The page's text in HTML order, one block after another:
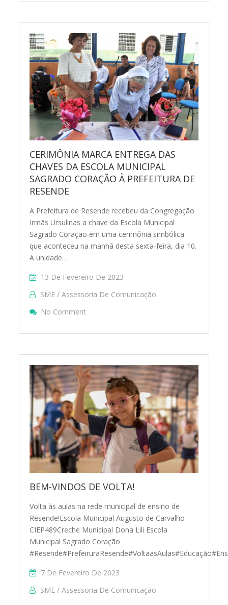
CERIMÔNIA MARCA ENTREGA DAS
CHAVES DA ESCOLA MUNICIPAL
SAGRADO CORAÇÃO À PREFEITURA DE
RESENDE
A Prefeitura de Resende recebeu da Congregação
Irmãs Ursulinas a chave da Escola Municipal
Sagrado Coração em uma cerimônia simbólica
que aconteceu na manhã desta sexta-feira, dia 10.
A unidade…
13 De Fevereiro De 2023
SME / Assessoria De Comunicação
No Comment
BEM-VINDOS DE VOLTA!
Volta às aulas na rede municipal de ensino de
Resende!Escola Municipal Augusto de Carvalho-
CIEP489Creche Municipal Dona Lili Escola
Municipal Sagrado Coração
7 De Fevereiro De 2023
SME / Assessoria De Comunicação